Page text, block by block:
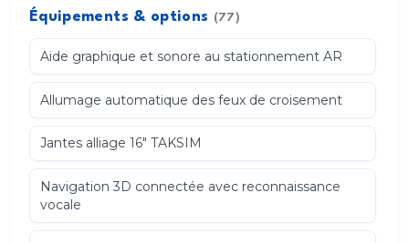
Équipements & options (77)
Aide graphique et sonore au stationnement AR
Allumage automatique des feux de croisement
Jantes alliage 16" TAKSIM
Navigation 3D connectée avec reconnaissance
vocale